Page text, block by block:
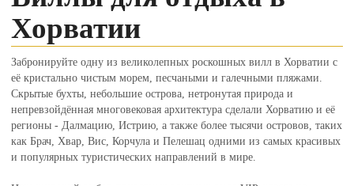
Хорватии
Забронируйте одну из великолепных роскошных вилл в Хорватии с
её кристально чистым морем, песчаными и галечными пляжами.
Скрытые бухты, небольшие острова, нетронутая природа и
непревзойдённая многовековая архитектура сделали Хорватию и её
регионы - Далмацию, Истрию, а также более тысячи островов, таких
как Брач, Хвар, Вис, Корчула и Пелешац одними из самых красивых
и популярных туристических направлений в мире.